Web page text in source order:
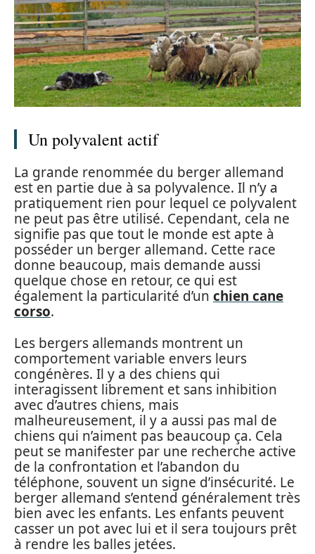
Un polyvalent actif
La grande renommée du berger allemand
est en partie due à sa polyvalence. Il n’y a
pratiquement rien pour lequel ce polyvalent
ne peut pas être utilisé. Cependant, cela ne
signifie pas que tout le monde est apte à
posséder un berger allemand. Cette race
donne beaucoup, mais demande aussi
quelque chose en retour, ce qui est
également la particularité d’un chien cane
corso.
Les bergers allemands montrent un
comportement variable envers leurs
congénères. Il y a des chiens qui
interagissent librement et sans inhibition
avec d’autres chiens, mais
malheureusement, il y a aussi pas mal de
chiens qui n’aiment pas beaucoup ça. Cela
peut se manifester par une recherche active
de la confrontation et l’abandon du
téléphone, souvent un signe d’insécurité. Le
berger allemand s’entend généralement très
bien avec les enfants. Les enfants peuvent
casser un pot avec lui et il sera toujours prêt
à rendre les balles jetées.